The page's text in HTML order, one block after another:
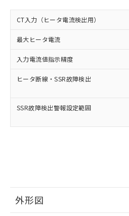
CT入力（ヒータ電流検出用）
最大ヒータ電流
入力電流値指示精度
ヒータ断線・SSR故障検出
SSR故障検出警報設定範囲
外形図